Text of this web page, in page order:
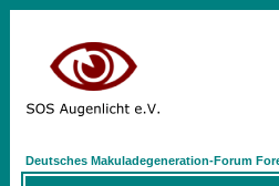
Deutsches Makuladegeneration-Forum